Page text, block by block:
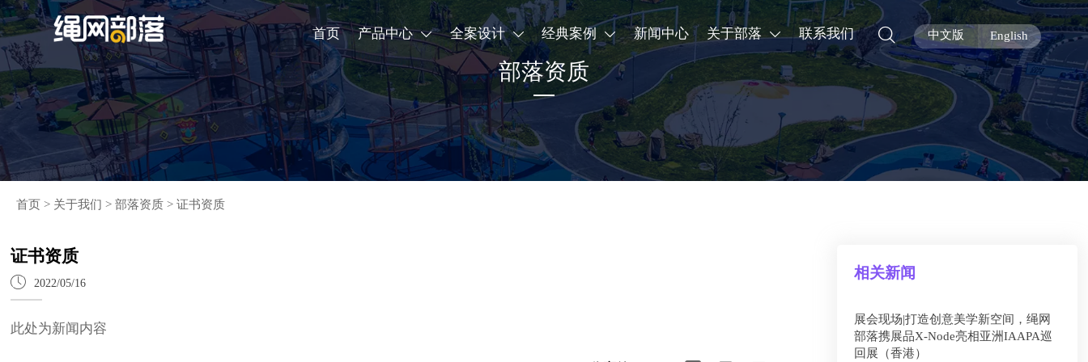
首页 产品中心  全案设计  经典案例  新闻中心 关于部落  联系我们  中文版 English
部落资质
首页 > 关于我们 > 部落资质 > 证书资质
证书资质
 2022/05/16
此处为新闻内容
相关新闻
展会现场|打造创意美学新空间，绳网
部落携展品X-Node亮相亚洲IAAPA巡
回展（香港）